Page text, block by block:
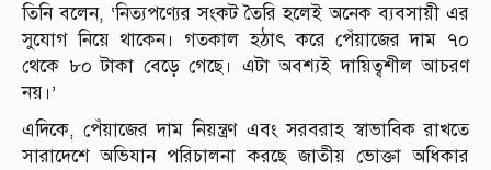
তিনি বলেন, ‘নিত্যপণ্যের সংকট তৈরি হলেই অনেক ব্যবসায়ী এর
সুযোগ নিয়ে থাকেন। গতকাল হঠাৎ করে পেঁয়াজের দাম ৭০
থেকে ৮০ টাকা বেড়ে গেছে। এটা অবশ্যই দায়িত্বশীল আচরণ
নয়।’
এদিকে, পেঁয়াজের দাম নিয়ন্ত্রণ এবং সরবরাহ স্বাভাবিক রাখতে
সারাদেশে অভিযান পরিচালনা করছে জাতীয় ভোক্তা অধিকার